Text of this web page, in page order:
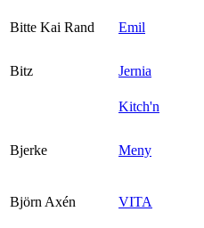
Bitte Kai Rand Emil
Bitz
Jernia
Kitch'n
Bjerke Meny
Björn Axén VITA